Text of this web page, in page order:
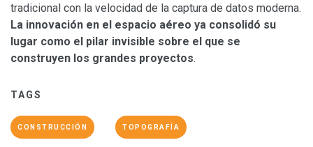
tradicional con la velocidad de la captura de datos moderna.
La innovación en el espacio aéreo ya consolidó su
lugar como el pilar invisible sobre el que se
construyen los grandes proyectos.
TAGS
CONSTRUCCIÓN TOPOGRAFÍA